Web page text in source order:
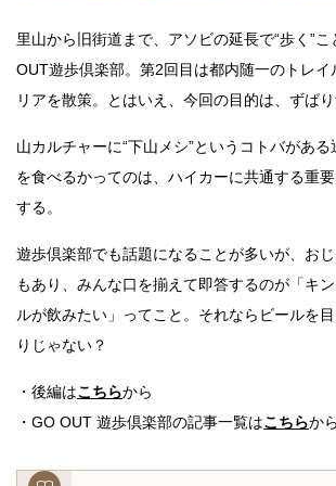
里山から旧街道まで、アソビの延長で“歩く”
OUT遊歩倶楽部。第2回目は都内随一のトレイ
リアを散策。とはいえ、今回の目的は、ずばり
山カルチャーに“下山メシ”というコトバがあ
を食べるかってのは、ハイカーに共通する重
する。
遊歩倶楽部でも話題になることが多いが、お
もあり、みんな口を揃えて即答するのが「キ
ルが飲みたい」ってこと。それならビールを
りじゃない？
・後編はこちらから
・GO OUT 遊歩倶楽部の記事一覧はこちらから